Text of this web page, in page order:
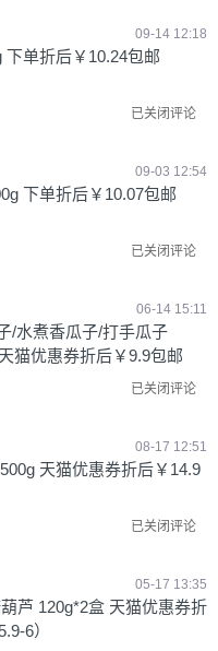
09-14 12:18
单折后￥10.24包邮
已关闭评论
09-03 12:54
下单折后￥10.07包邮
已关闭评论
06-14 15:11
/水煮香瓜子/打手瓜子
猫优惠券折后￥9.9包邮
已关闭评论
08-17 12:51
天猫优惠券折后￥14.9
已关闭评论
05-17 13:35
芦 120g*2盒 天猫优惠券折
6）